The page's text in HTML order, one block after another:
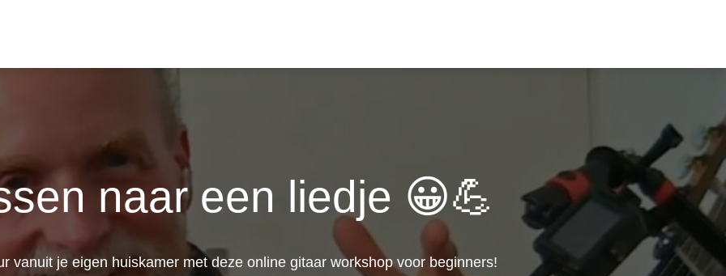
naar een liedje 😀💪
vanuit je eigen huiskamer met deze online gitaar workshop voor beginners!